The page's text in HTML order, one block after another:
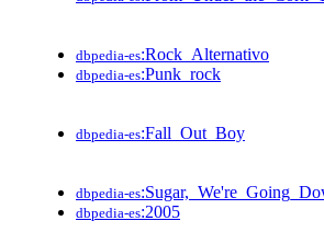
dbpedia-es:Rock_Alternativo
dbpedia-es:Punk_rock
dbpedia-es:Fall_Out_Boy
dbpedia-es
dbpedia-es:2005